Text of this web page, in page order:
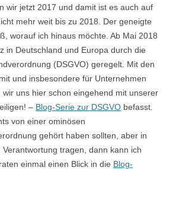
wir jetzt 2017 und damit ist es auch auf
mehr weit bis zu 2018. Der geneigte
worauf ich hinaus möchte. Ab Mai 2018
in Deutschland und Europa durch die
(DSGVO) geregelt. Mit den
und insbesondere für Unternehmen
uns hier schon eingehend mit unserer
– Blog-Serie zur DSGVO befasst.
von einer ominösen
gehört haben sollten, aber in
tragen, dann kann ich
einmal einen Blick in die Blog-